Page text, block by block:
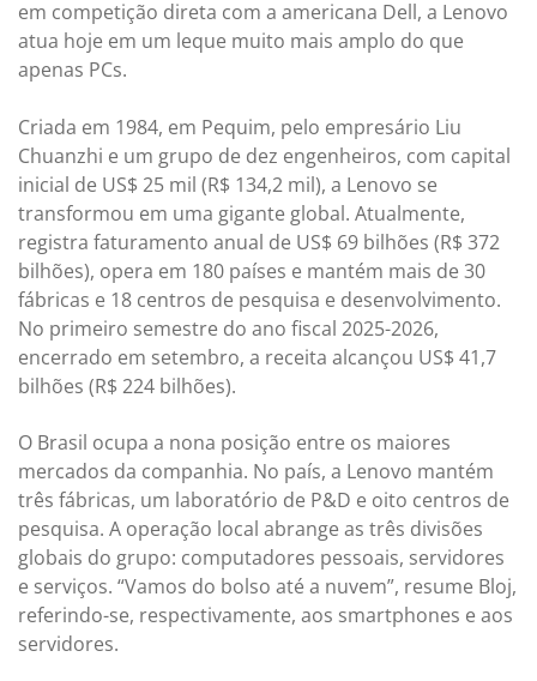
em competição direta com a americana Dell, a Lenovo
atua hoje em um leque muito mais amplo do que
apenas PCs.
Criada em 1984, em Pequim, pelo empresário Liu
Chuanzhi e um grupo de dez engenheiros, com capital
inicial de US$ 25 mil (R$ 134,2 mil), a Lenovo se
transformou em uma gigante global. Atualmente,
registra faturamento anual de US$ 69 bilhões (R$ 372
bilhões), opera em 180 países e mantém mais de 30
fábricas e 18 centros de pesquisa e desenvolvimento.
No primeiro semestre do ano fiscal 2025-2026,
encerrado em setembro, a receita alcançou US$ 41,7
bilhões (R$ 224 bilhões).
O Brasil ocupa a nona posição entre os maiores
mercados da companhia. No país, a Lenovo mantém
três fábricas, um laboratório de P&D e oito centros de
pesquisa. A operação local abrange as três divisões
globais do grupo: computadores pessoais, servidores
e serviços. “Vamos do bolso até a nuvem”, resume Bloj,
referindo-se, respectivamente, aos smartphones e aos
servidores.